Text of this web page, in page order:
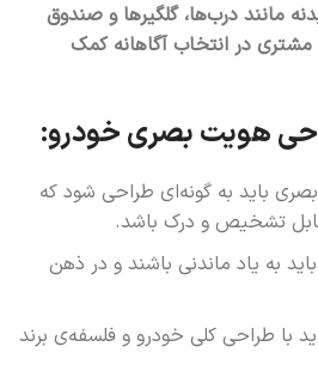
مانند درب‌ها، گلگیرها و صندوق
در انتخاب آگاهانه کمک
هویت بصری خودرو:
باید به گونه‌ای طراحی شود که
قابل تشخیص و درک باشد.
به یاد ماندنی باشند و در ذهن
با طراحی کلی خودرو و فلسفه‌ی برند